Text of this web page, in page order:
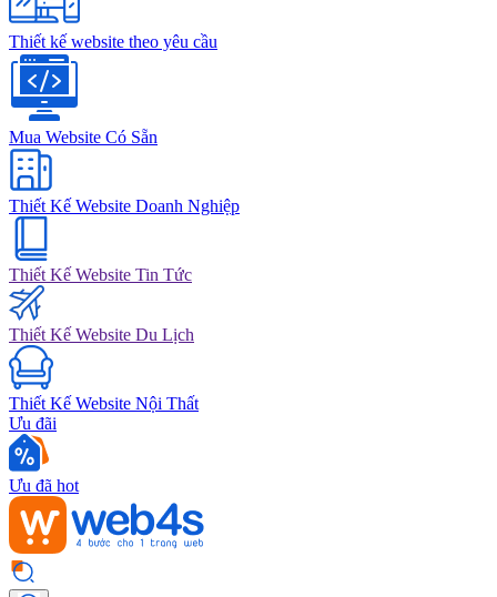
Thiết kế website theo yêu cầu
Mua Website Có Sẵn
Thiết Kế Website Doanh Nghiệp
Thiết Kế Website Tin Tức
Thiết Kế Website Du Lịch
Thiết Kế Website Nội Thất
Ưu đãi
Ưu đã hot